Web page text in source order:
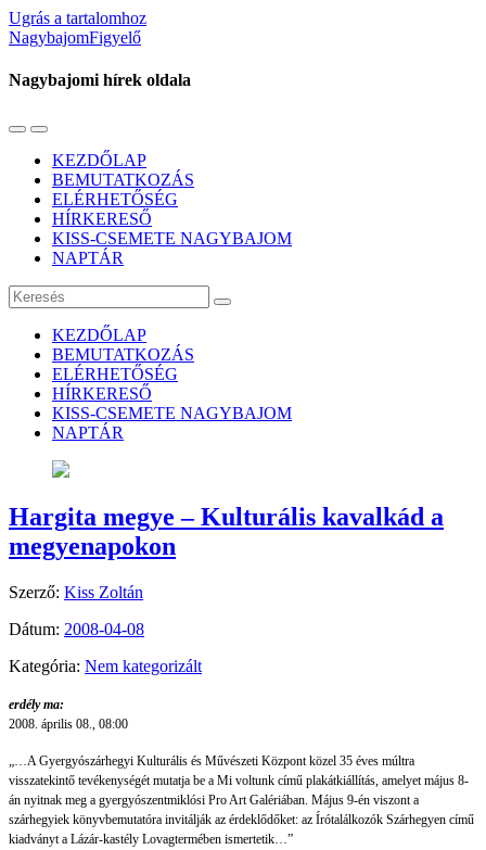
Ugrás a tartalomhoz
NagybajomFigyelő
Nagybajomi hírek oldala
Váltás
mobil
menüre
Használja
keresés
mezőt
KEZDŐLAP
BEMUTATKOZÁS
ELÉRHETŐSÉG
HÍRKERESŐ
KISS-CSEMETE NAGYBAJOM
NAPTÁR
Keresés
KEZDŐLAP
BEMUTATKOZÁS
ELÉRHETŐSÉG
HÍRKERESŐ
KISS-CSEMETE NAGYBAJOM
NAPTÁR
Hargita megye – Kulturális kavalkád a
megyenapokon
Szerző: Kiss Zoltán
Dátum: 2008-04-08
Kategória: Nem kategorizált
erdély ma:
2008. április 08., 08:00
„…A Gyergyószárhegyi Kulturális és Művészeti Központ közel 35 éves múltra
visszatekintő tevékenységét mutatja be a Mi voltunk című plakátkiállítás, amelyet május 8-
án nyitnak meg a gyergyószentmiklósi Pro Art Galériában. Május 9-én viszont a
szárhegyiek könyvbemutatóra invitálják az érdeklődőket: az Írótalálkozók Szárhegyen című
kiadványt a Lázár-kastély Lovagtermében ismertetik…”